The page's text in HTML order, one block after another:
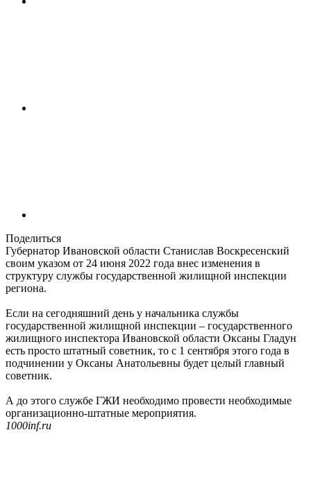
Поделиться
Губернатор Ивановской области Станислав Воскресенский
своим указом от 24 июня 2022 года внес изменения в
структуру службы государственной жилищной инспекции
региона.
Если на сегодняшний день у начальника службы
государственной жилищной инспекции – государственного
жилищного инспектора Ивановской области Оксаны Гладун
есть просто штатный советник, то с 1 сентября этого года в
подчинении у Оксаны Анатольевны будет целый главный
советник.
А до этого службе ГЖИ необходимо провести необходимые
организационно-штатные мероприятия.
1000inf.ru